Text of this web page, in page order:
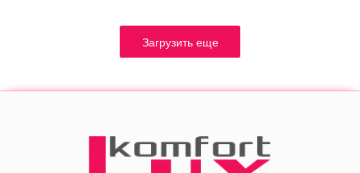
Загрузить еще